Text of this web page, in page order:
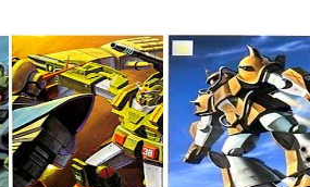
RGM-79 GM
SNIPER
CUSTOM(不
挑盒況)(售完
缺貨...
售價:0
14C
GELGOOG
CANNON(不
挑盒況)(售完
缺貨...
售價:0